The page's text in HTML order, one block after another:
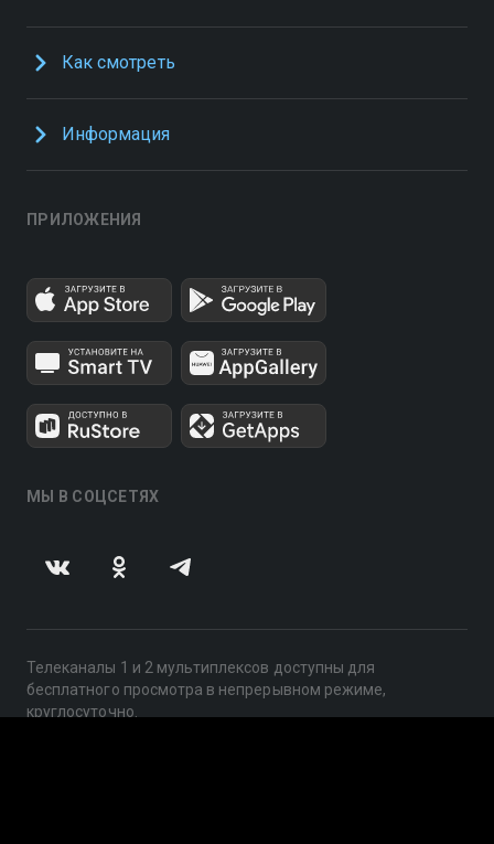
Как смотреть
Информация
ПРИЛОЖЕНИЯ
МЫ В СОЦСЕТЯХ
Телеканалы 1 и 2 мультиплексов доступны для
бесплатного просмотра в непрерывном режиме,
круглосуточно.